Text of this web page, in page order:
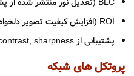
ROI (افزایش کیفیت تصویر دلخواه و استفاده بهینه از پهنای باند)
پشتیبانی از AGC, brightness, contrast, sharpness
پروتکل های شبکه